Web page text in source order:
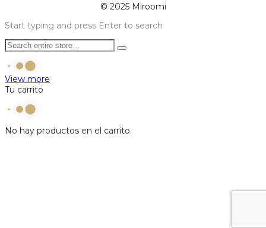
© 2025 Miroomi
Start typing and press Enter to search
View more
Tu carrito
No hay productos en el carrito.